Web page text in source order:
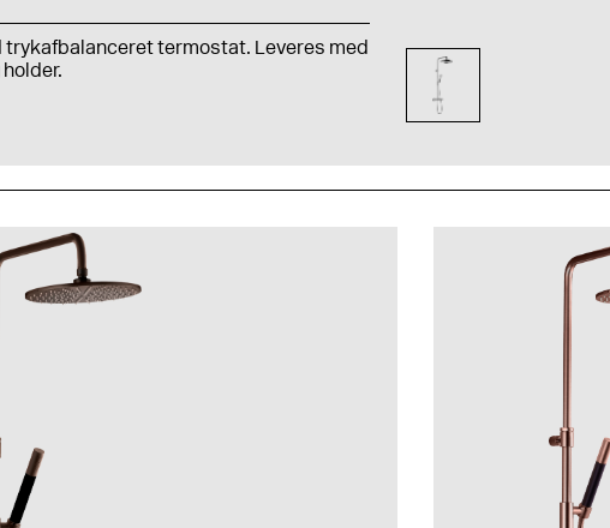
termostat. Leveres med